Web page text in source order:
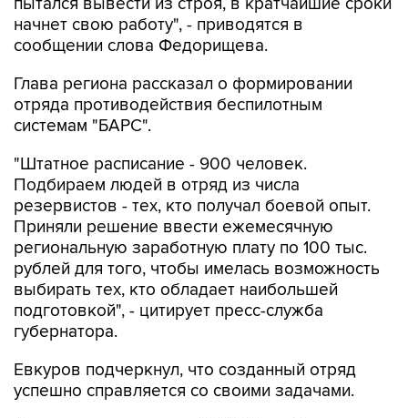
начнет свою работу", - приводятся в
сообщении слова Федорищева.
Глава региона рассказал о формировании
отряда противодействия беспилотным
системам "БАРС".
"Штатное расписание - 900 человек.
Подбираем людей в отряд из числа
резервистов - тех, кто получал боевой опыт.
Приняли решение ввести ежемесячную
региональную заработную плату по 100 тыс.
рублей для того, чтобы имелась возможность
выбирать тех, кто обладает наибольшей
подготовкой", - цитирует пресс-служба
губернатора.
Евкуров подчеркнул, что созданный отряд
успешно справляется со своими задачами.